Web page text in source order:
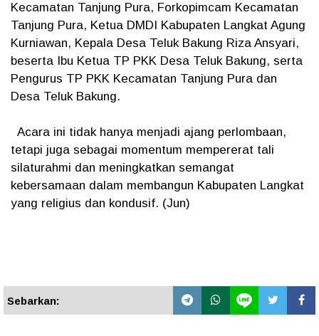
Kecamatan Tanjung Pura, Forkopimcam Kecamatan
Tanjung Pura, Ketua DMDI Kabupaten Langkat Agung
Kurniawan, Kepala Desa Teluk Bakung Riza Ansyari,
beserta Ibu Ketua TP PKK Desa Teluk Bakung, serta
Pengurus TP PKK Kecamatan Tanjung Pura dan
Desa Teluk Bakung.
Acara ini tidak hanya menjadi ajang perlombaan,
tetapi juga sebagai momentum mempererat tali
silaturahmi dan meningkatkan semangat
kebersamaan dalam membangun Kabupaten Langkat
yang religius dan kondusif. (Jun)
Sebarkan: